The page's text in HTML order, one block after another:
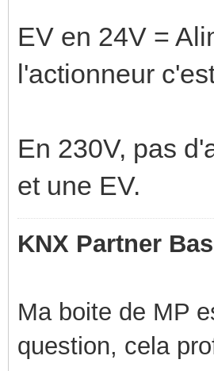
EV en 24V =
l'actionneur
En 230V, pas
et une EV.
KNX Partner
Ma boite de MP
question, cela